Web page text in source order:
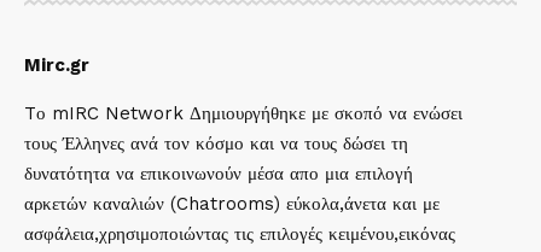
Mirc.gr
Tο mIRC Network Δημιουργήθηκε με σκοπό να ενώσει
τους Έλληνες ανά τον κόσμο και να τους δώσει τη
δυνατότητα να επικοινωνούν μέσα απο μια επιλογή
αρκετών καναλιών (Chatrooms) εύκολα,άνετα και με
ασφάλεια,χρησιμοποιώντας τις επιλογές κειμένου,εικόνας